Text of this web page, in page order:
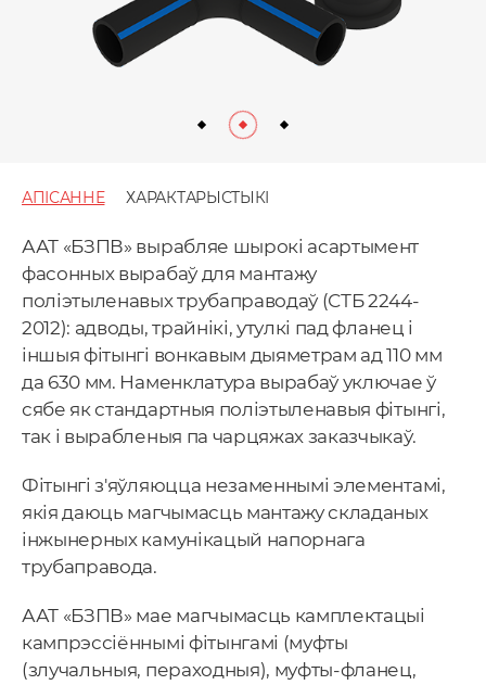
АПІСАННЕ ХАРАКТАРЫСТЫКІ
ААТ «БЗПВ» вырабляе шырокі асартымент
фасонных вырабаў для мантажу
поліэтыленавых трубаправодаў (СТБ 2244-
2012): адводы, трайнікі, утулкі пад фланец і
іншыя фітынгі вонкавым дыяметрам ад 110 мм
да 630 мм. Наменклатура вырабаў уключае ў
сябе як стандартныя поліэтыленавыя фітынгі,
так і вырабленыя па чарцяжах заказчыкаў.
Фітынгі з'яўляюцца незаменнымі элементамі,
якія даюць магчымасць мантажу складаных
інжынерных камунікацый напорнага
трубаправода.
ААТ «БЗПВ» мае магчымасць камплектацыі
кампрэссіённымі фітынгамі (муфты
(злучальныя, пераходныя), муфты-фланец,